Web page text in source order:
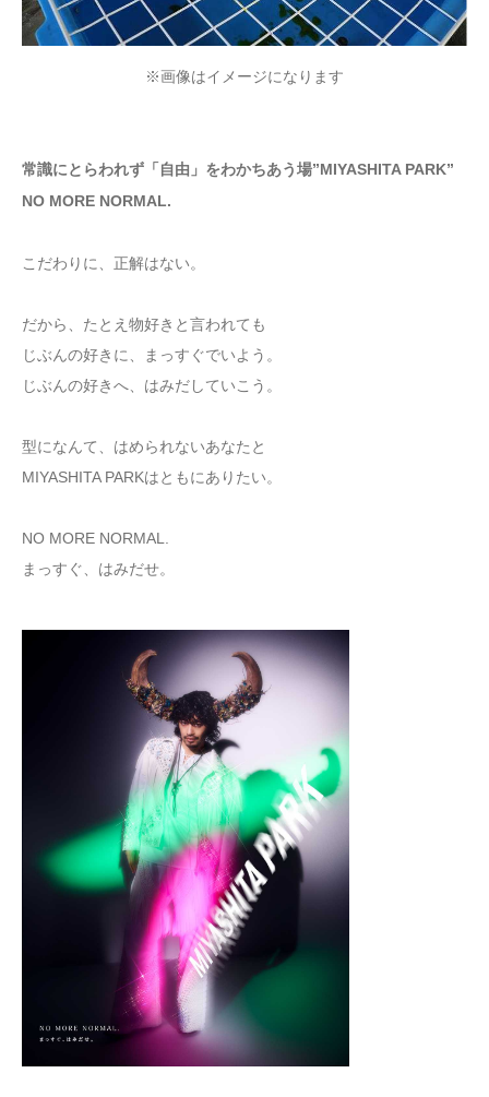
※画像はイメージになります
常識にとらわれず「自由」をわかちあう場”MIYASHITA PARK”
NO MORE NORMAL.
こだわりに、正解はない。
だから、たとえ物好きと言われても
じぶんの好きに、まっすぐでいよう。
じぶんの好きへ、はみだしていこう。
型になんて、はめられないあなたと
MIYASHITA PARKはともにありたい。
NO MORE NORMAL.
まっすぐ、はみだせ。